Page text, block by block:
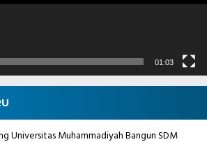
01:03
Universitas Muhammadiyah Bangun SDM